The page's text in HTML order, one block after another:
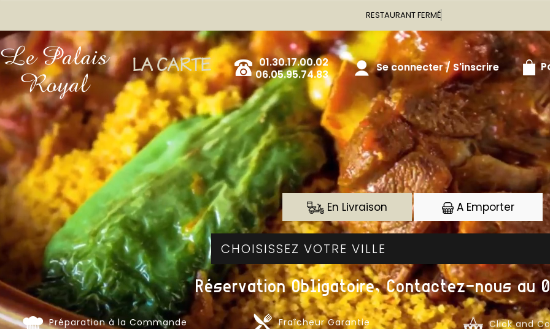
est fermé
LA CARTE
01.30.17.00.02
06.05.95.74.83
Se connecter / S'inscrire
En Livraison A Emporter
Réservation Obligatoire, Contactez-nous au
Préparation à la Commande Fraîcheur Garantie Click and